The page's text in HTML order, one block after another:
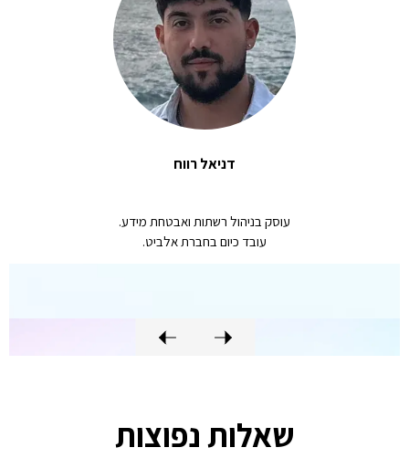
דניאל רווח
עוסק בניהול רשתות ואבטחת מידע.
עובד כיום בחברת אלביט.
שאלות נפוצות